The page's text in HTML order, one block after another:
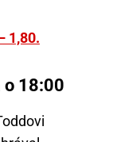
1,80.
o 18:00